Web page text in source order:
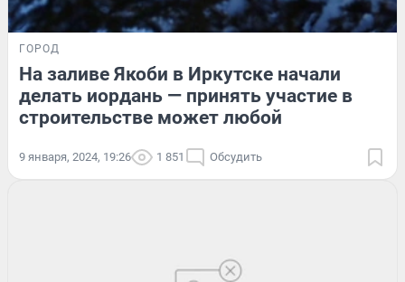
ГОРОД
На заливе Якоби в Иркутске начали
делать иордань — принять участие в
строительстве может любой
9 января, 2024, 19:26 1 851 Обсудить